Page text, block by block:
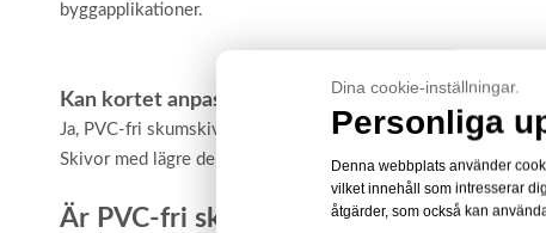
byggapplikationer.
Kan kortet anpassas för specifika densiteter?
Ja, PVC-fri skumskiva finns i olika densiteter, till exempel
Skivor med lägre densitet är lättare och idealiska för tryck,
Är PVC-fri skumskiva lätt att arbeta
Dina cookie-inställningar.
Personliga
Denna webbplats använder
vilket innehåll som intresserar
åtgärder, som också kan